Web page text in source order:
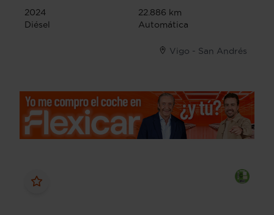
2024
22.886 km
Diésel
Automática
Vigo - San Andrés